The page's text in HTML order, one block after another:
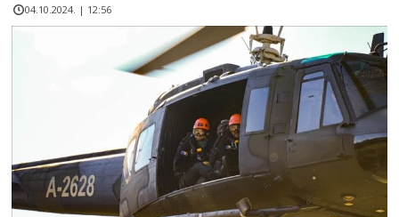
04.10.2024. | 12:56